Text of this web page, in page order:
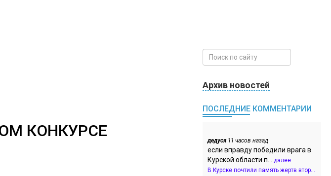
КОНКУРСЕ
Архив новостей
ПОСЛЕДНИЕ КОММЕНТАРИИ
дедуся11 часов назад
если вправду победили врага в
Курской области п... далее
В Курске почтили память жертв втор...